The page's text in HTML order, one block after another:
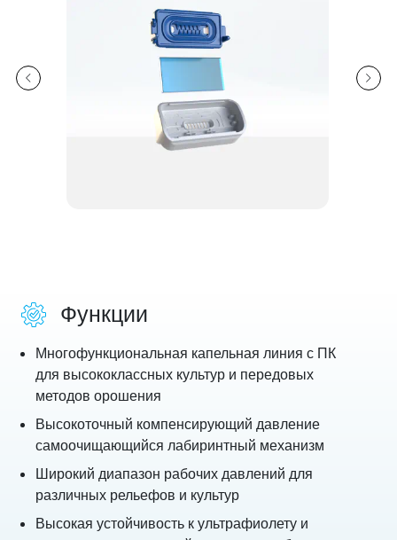
Функции
Многофункциональная капельная линия с ПК
для высококлассных культур и передовых
методов орошения
Высокоточный компенсирующий давление
самоочищающийся лабиринтный механизм
Широкий диапазон рабочих давлений для
различных рельефов и культур
Высокая устойчивость к ультрафиолету и